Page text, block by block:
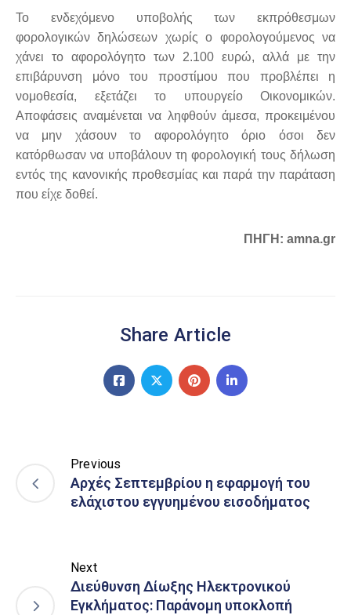
Το ενδεχόμενο υποβολής των εκπρόθεσμων
φορολογικών δηλώσεων χωρίς ο φορολογούμενος να
χάνει το αφορολόγητο των 2.100 ευρώ, αλλά με την
επιβάρυνση μόνο του προστίμου που προβλέπει η
νομοθεσία, εξετάζει το υπουργείο Οικονομικών.
Αποφάσεις αναμένεται να ληφθούν άμεσα, προκειμένου
να μην χάσουν το αφορολόγητο όριο όσοι δεν
κατόρθωσαν να υποβάλουν τη φορολογική τους δήλωση
εντός της κανονικής προθεσμίας και παρά την παράταση
που είχε δοθεί.
ΠΗΓΗ: amna.gr
Share Article
Previous
Αρχές Σεπτεμβρίου η εφαρμογή του
ελάχιστου εγγυημένου εισοδήματος
Next
Διεύθυνση Δίωξης Ηλεκτρονικού
Εγκλήματος: Παράνομη υποκλοπή